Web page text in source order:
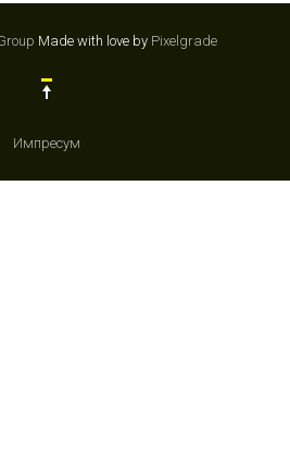
Made with love by Pixelgrade
Импресум